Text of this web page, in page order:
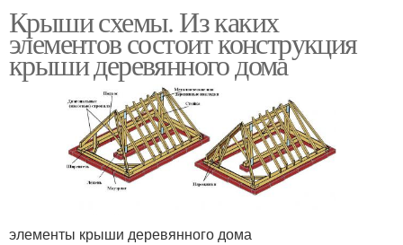
Крыши схемы. Из каких
элементов состоит конструкция
крыши деревянного дома
элементы крыши деревянного дома